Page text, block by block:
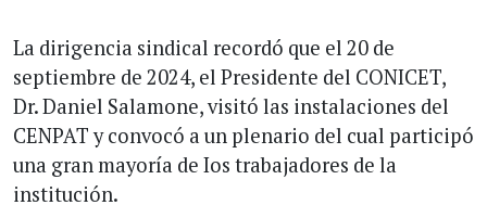
La dirigencia sindical recordó que el 20 de
septiembre de 2024, el Presidente del CONICET,
Dr. Daniel Salamone, visitó las instalaciones del
CENPAT y convocó a un plenario del cual participó
una gran mayoría de Ios trabajadores de la
institución.